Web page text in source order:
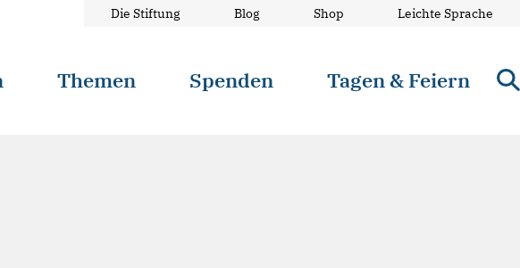
Die Stiftung Blog Shop Leichte Sprache
Themen Spenden Tagen & Feiern